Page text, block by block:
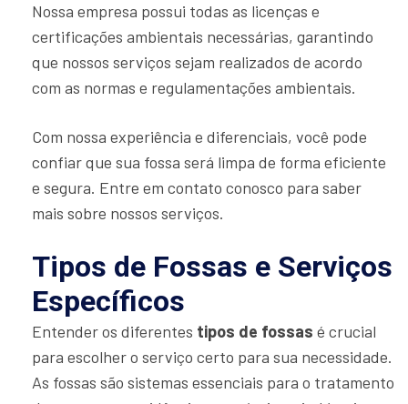
Nossa empresa possui todas as licenças e
certificações ambientais necessárias, garantindo
que nossos serviços sejam realizados de acordo
com as normas e regulamentações ambientais.
Com nossa experiência e diferenciais, você pode
confiar que sua fossa será limpa de forma eficiente
e segura. Entre em contato conosco para saber
mais sobre nossos serviços.
Tipos de Fossas e Serviços
Específicos
Entender os diferentes tipos de fossas é crucial
para escolher o serviço certo para sua necessidade.
As fossas são sistemas essenciais para o tratamento